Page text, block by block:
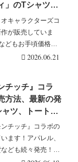
」のTシャツが
新発売♡エコバ
キャラクターズコ
が販売していま
どもお手頃価格で
人買・・・続きを読
2026.06.21
チッチ』コラ
方法、最新の発
ツ、トートバ
年夏より新
ンラインも？
チッチ』コラボの
ます！アパレル、
ども続々発売！